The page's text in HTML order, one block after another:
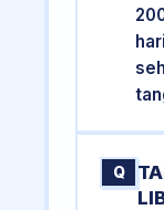
Q